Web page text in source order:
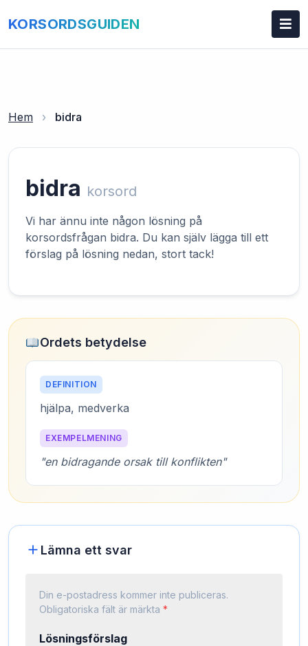
KORSORDSGUIDEN
Hem › bidra
bidra korsord
Vi har ännu inte någon lösning på
korsordsfrågan bidra. Du kan själv lägga till ett
förslag på lösning nedan, stort tack!
Ordets betydelse
DEFINITION
hjälpa, medverka
EXEMPELMENING
"en bidragande orsak till konflikten"
Lämna ett svar
Din e-postadress kommer inte publiceras.
Obligatoriska fält är märkta *
Lösningsförslag